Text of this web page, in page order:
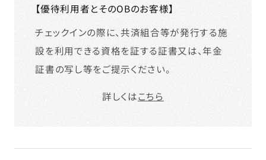
【優待利用者とそのOBのお客様】
チェックインの際に、共済組合等が発行する施
設を利用できる資格を証する証書又は、年金
証書の写し等をご提示ください。
詳しくはこちら